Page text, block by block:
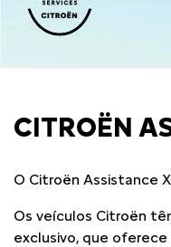
CITROËN
O Citroën Assistance
Os veículos Citroën
exclusivo, que oferece